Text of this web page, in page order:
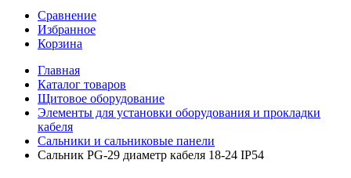
Сравнение
Избранное
Корзина
Главная
Каталог товаров
Щитовое оборудование
Элементы для установки оборудования и прокладки
кабеля
Сальники и сальниковые панели
Сальник PG-29 диаметр кабеля 18-24 IP54